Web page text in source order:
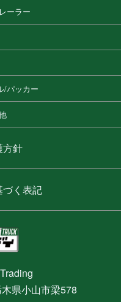
ーラー
/パッカー
方針
く表記
県小山市梁578